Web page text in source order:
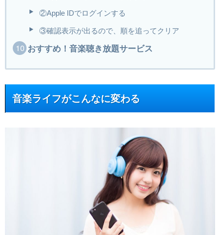
②Apple IDでログインする
③確認表示が出るので、順を追ってクリア
おすすめ！音楽聴き放題サービス
音楽ライフがこんなに変わる